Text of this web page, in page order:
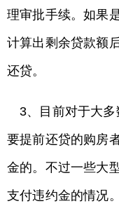
理审批手续。如果
计算出剩余贷款额
还贷。
3、目前对于大
要提前还贷的购房
金的。不过一些大
支付违约金的情况